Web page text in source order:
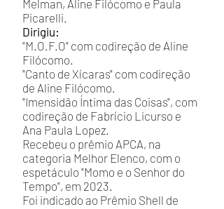
Melman, Aline Filócomo e Paula
Picarelli.
Dirigiu:
"M.O.F.O" com codireção de Aline
Filócomo.
"Canto de Xícaras" com codireção
de Aline Filócomo.
"Imensidão Íntima das Coisas", com
codireção de Fabrício Licurso e
Ana Paula Lopez.
Recebeu o prêmio APCA, na
categoria Melhor Elenco, com o
espetáculo "Momo e o Senhor do
Tempo", em 2023.
Foi indicado ao Prêmio Shell de